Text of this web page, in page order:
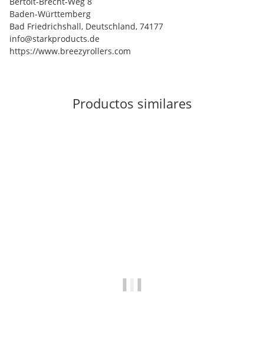
Baden-Württemberg
Bad Friedrichshall, Deutschland, 74177
info@starkproducts.de
https://www.breezyrollers.com
Productos similares